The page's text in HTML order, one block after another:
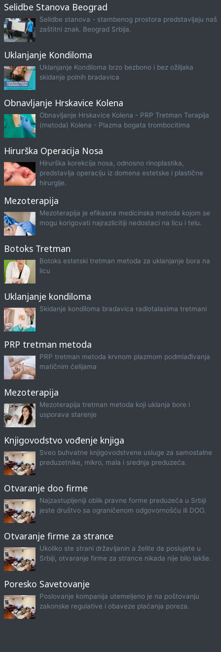
Selidbe Stanova Beograd
Selidbe stanova - stambenog prostora predstavljaju naš
zaštitni znak. Beograd Srbija.
Uklanjanje Kondiloma
Uklanjanje Kondiloma brzo bezbono i bez ožiljaka
skidanje polnih bradavica
Obnavljanje Hrskavice Kolena
Obnavljanje Hrskavice Kolena - PRP Tretman Terapija
(metoda) Kolena - Plazma bogata trombocitima
Hirurška Operacija Nosa
Hirurška korekcija nosa, odnosno rinoplastika,
predstavlja operaciju iz domena estetske i plastične
hirurgije.
Mezoterapija
Mezoterapija je efikasna medicinska metoda kojom se
mogu korigovati najrazlicitiji nedostaci na licu i telu.
Botoks Tretman
Botoks estetski tretman metoda za uklanjanje bora na
licu
Uklanjanje kondiloma
Skidanje kondiloma bradavica radiotalasima tretmani
PRP tretman metoda
PRP tretman metoda krvnom plazmom podmlađivanja
matičnim ćelijama
Mezoterapija
Mezoterapija tretman metoda koji uklanja bore i
usporava starenje
Knjigovodstvo vođenje knjiga
Sveo buhvatne knjigovodstvene usluge za samostalne
preduzetnike, mikro, mala i srednja preduzeća.
Otvaranje doo firme
Najzastupljeniji oblik pravne forme preduzeća u Srbiji
jeste društvo sa ograničenom odgovornošću ili DOO.
Otvaranje firme za strance
Ukoliko ste strani državljanin a želite da poslujete u
Srbiji, otvaranje firme za strance nikada nije bilo lakše.
Poresko Savetovanje
Poslovanje kompanija utemeljeno je na poštovanju
zakonske regulative i obaveze plaćanja poreza.